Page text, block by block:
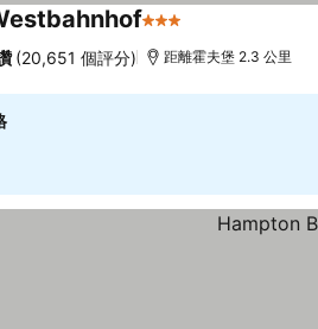
3 星級
(20,651 個評分) 距離霍夫堡 2.3 公里